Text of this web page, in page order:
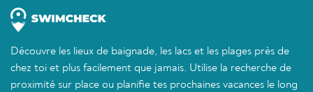
Découvre les lieux de baignade, les lacs et les plages près de
chez toi et plus facilement que jamais. Utilise la recherche de
proximité sur place ou planifie tes prochaines vacances le long